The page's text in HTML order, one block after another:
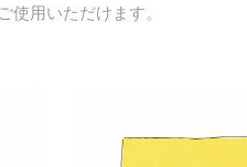
用いただけます。